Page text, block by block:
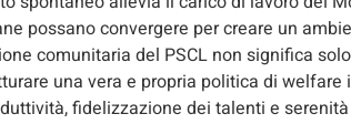
possano convergere per creare un
comunitaria del PSCL non significa
una vera e propria politica di
fidelizzazione dei talenti e